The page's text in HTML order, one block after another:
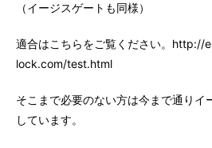
（イージスゲートも同様）
適合はこちらをご覧ください。http://
lock.com/test.html
そこまで必要のない方は今まで通りイ
しています。